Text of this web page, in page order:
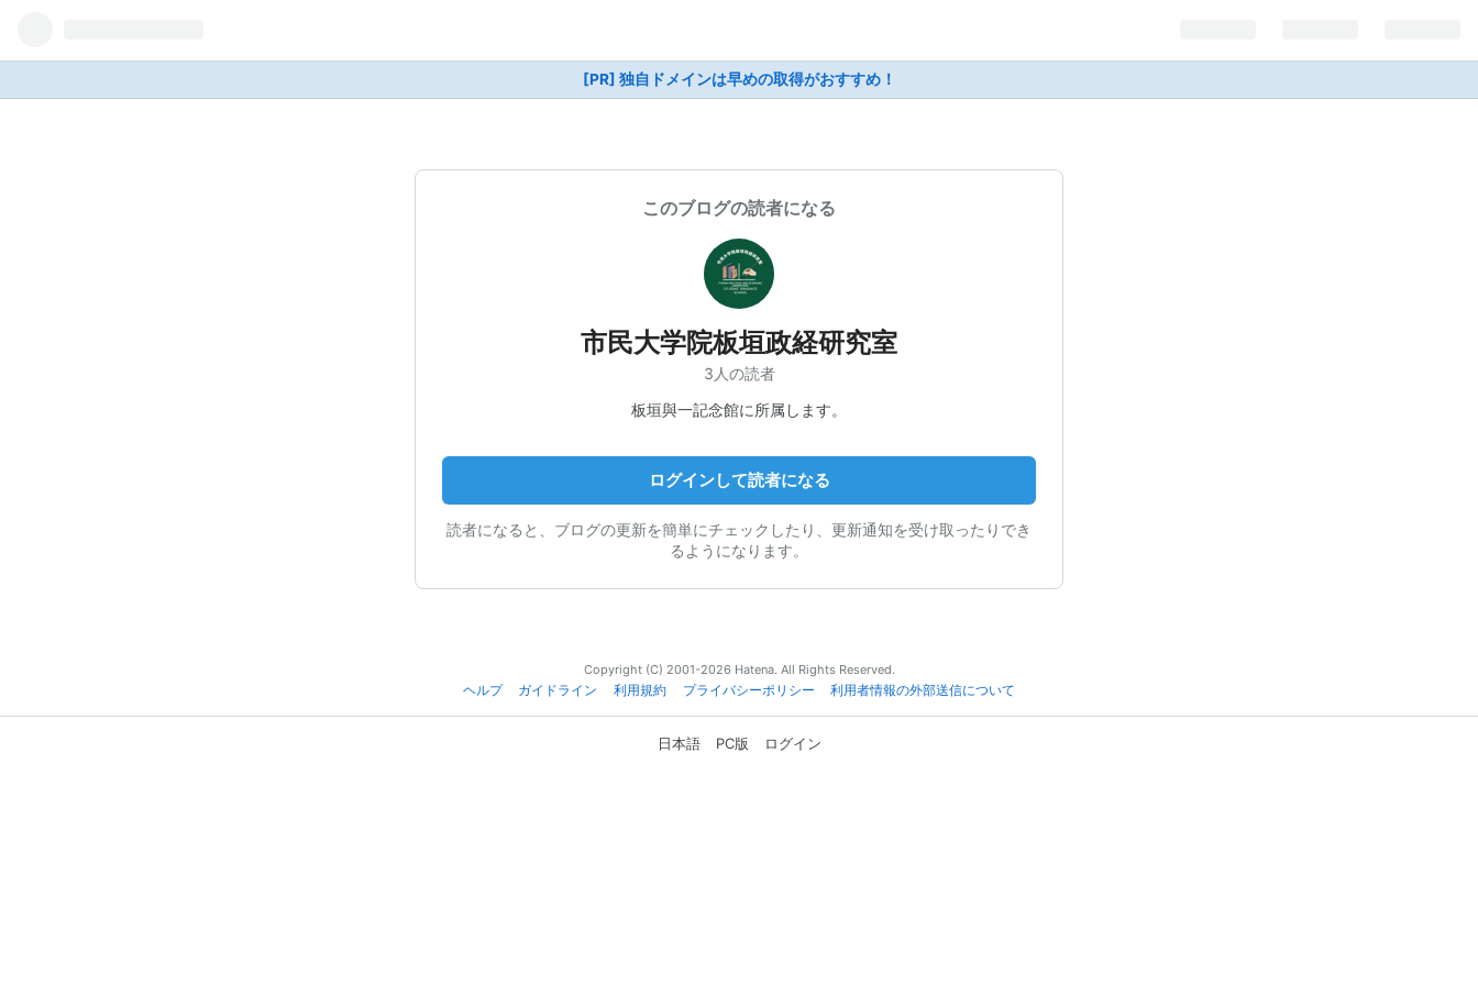
[PR] 独自ドメインは早めの取得がおすすめ！
このブログの読者になる
市民大学院板垣政経研究室
3人の読者
板垣與一記念館に所属します。
ログインして読者になる
読者になると、ブログの更新を簡単にチェックしたり、更新通知を受け取ったりでき
るようになります。
Copyright (C) 2001-2026 Hatena. All Rights Reserved.
ヘルプ
ガイドライン 利用規約 プライバシーポリシー 利用者情報の外部送信について
日本語 PC版 ログイン